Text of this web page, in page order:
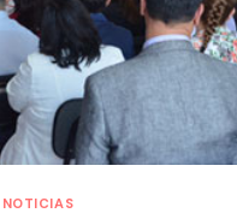
NOTICIAS